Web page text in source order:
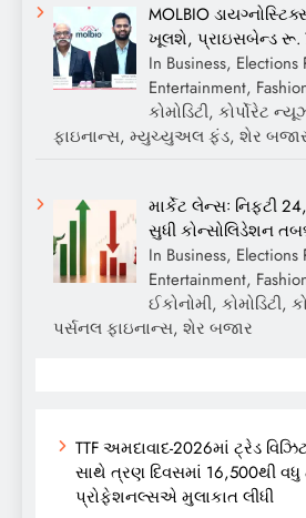
MOLBIO
ખૂલશે, પ્રાઇસબેન્ડ રૂ.
In Business,
Entertainment,
કોમોડિટી, કોર્પોરેટ
ફાઇનાન્સ, મ્યુચ્યુઅલ ફંડ, શેર
માર્કેટ લેન્સઃ નિફ્ટી
સુધી કોન્સોલિડેશન
In Business,
Entertainment,
ઈકોનોમી, કોમોડિટી,
પર્સનલ ફાઇનાન્સ, શેર બજાર
TTF અમદાવાદ-2026માં ટ્રેડ
સાથે ત્રણ દિવસમાં 16,500થી વધુ
પ્રોફેશનલ્સએ મુલાકાત લીધી